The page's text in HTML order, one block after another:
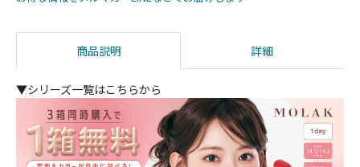
商品説明 詳細
▼シリーズ一覧はこちらから